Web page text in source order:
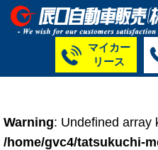
マイカー
リース
Warning: Undefined array
/home/gvc4/tatsukuchi-